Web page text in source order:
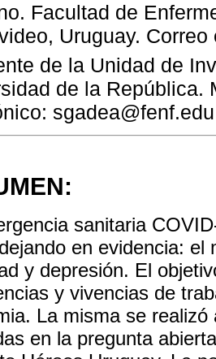
Facultad de
Uruguay.
de la Unidad de
de la República.
sanitaria
en evidencia:
y depresión. El
y vivencias de
La misma se
en la pregunta